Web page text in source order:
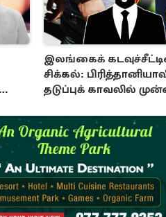
இலங்கைக்
சிக்கல்:
தடுப்புக் காவலில்